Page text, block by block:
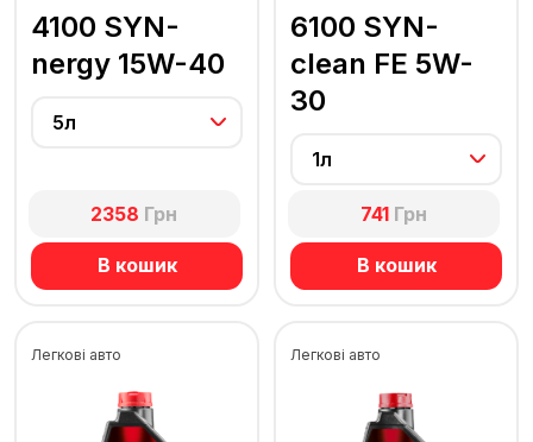
4100 SYN-
nergy 15W-40
5л
2358 Грн
В кошик
6100 SYN-
clean FE 5W-
30
1л
741Грн
В кошик
Легкові авто Легкові авто